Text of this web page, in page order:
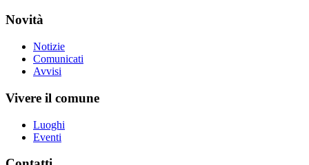
Novità
Notizie
Comunicati
Avvisi
Vivere il comune
Luoghi
Eventi